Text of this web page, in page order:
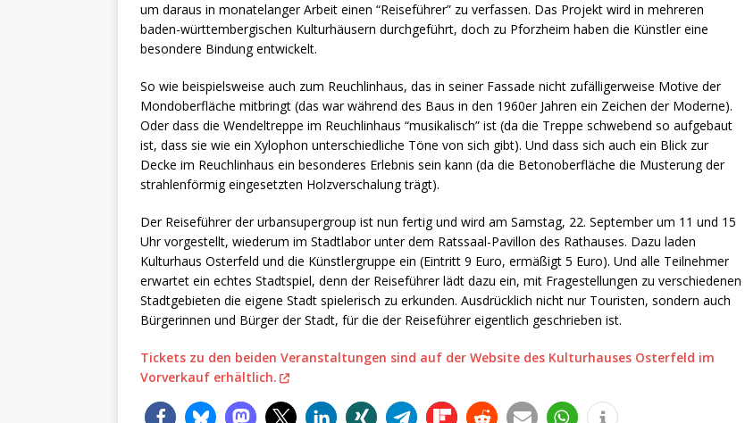
um daraus in monatelanger Arbeit einen “Reiseführer” zu verfassen. Das Projekt wird in mehreren
baden-württembergischen Kulturhäusern durchgeführt, doch zu Pforzheim haben die Künstler eine
besondere Bindung entwickelt.
So wie beispielsweise auch zum Reuchlinhaus, das in seiner Fassade nicht zufälligerweise Motive der
Mondoberfläche mitbringt (das war während des Baus in den 1960er Jahren ein Zeichen der Moderne).
Oder dass die Wendeltreppe im Reuchlinhaus “musikalisch” ist (da die Treppe schwebend so aufgebaut
ist, dass sie wie ein Xylophon unterschiedliche Töne von sich gibt). Und dass sich auch ein Blick zur
Decke im Reuchlinhaus ein besonderes Erlebnis sein kann (da die Betonoberfläche die Musterung der
strahlenförmig eingesetzten Holzverschalung trägt).
Der Reiseführer der urbansupergroup ist nun fertig und wird am Samstag, 22. September um 11 und 15
Uhr vorgestellt, wiederum im Stadtlabor unter dem Ratssaal-Pavillon des Rathauses. Dazu laden
Kulturhaus Osterfeld und die Künstlergruppe ein (Eintritt 9 Euro, ermäßigt 5 Euro). Und alle Teilnehmer
erwartet ein echtes Stadtspiel, denn der Reiseführer lädt dazu ein, mit Fragestellungen zu verschiedenen
Stadtgebieten die eigene Stadt spielerisch zu erkunden. Ausdrücklich nicht nur Touristen, sondern auch
Bürgerinnen und Bürger der Stadt, für die der Reiseführer eigentlich geschrieben ist.
Tickets zu den beiden Veranstaltungen sind auf der Website des Kulturhauses Osterfeld im
Vorverkauf erhältlich.